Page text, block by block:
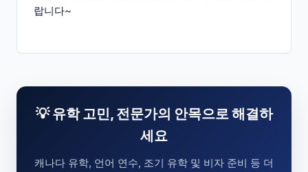
랍니다~
💡 유학 고민, 전문가의 안목으로 해결하
세요
캐나다 유학, 언어 연수, 조기 유학 및 비자 준비 등 더